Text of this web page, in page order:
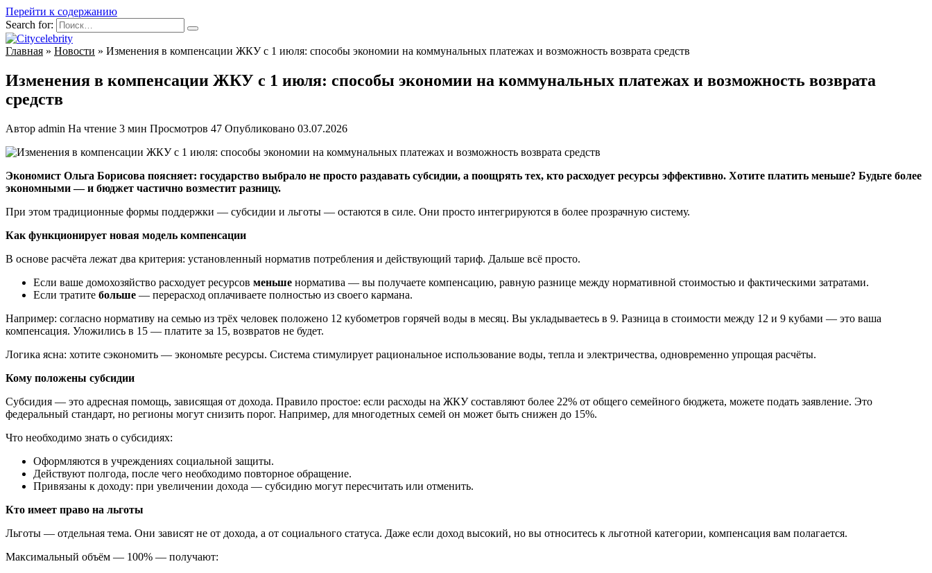
Перейти к содержанию
Search for:
Главная » Новости » Изменения в компенсации ЖКУ с 1 июля: способы экономии на коммунальных платежах и возможность возврата средств
Изменения в компенсации ЖКУ с 1 июля: способы экономии на коммунальных платежах и возможность возврата
средств
Автор admin На чтение 3 мин Просмотров 47 Опубликовано 03.07.2026
Экономист Ольга Борисова поясняет: государство выбрало не просто раздавать субсидии, а поощрять тех, кто расходует ресурсы эффективно. Хотите платить меньше? Будьте более
экономными — и бюджет частично возместит разницу.
При этом традиционные формы поддержки — субсидии и льготы — остаются в силе. Они просто интегрируются в более прозрачную систему.
Как функционирует новая модель компенсации
В основе расчёта лежат два критерия: установленный норматив потребления и действующий тариф. Дальше всё просто.
Если ваше домохозяйство расходует ресурсов меньше норматива — вы получаете компенсацию, равную разнице между нормативной стоимостью и фактическими затратами.
Если тратите больше — перерасход оплачиваете полностью из своего кармана.
Например: согласно нормативу на семью из трёх человек положено 12 кубометров горячей воды в месяц. Вы укладываетесь в 9. Разница в стоимости между 12 и 9 кубами — это ваша
компенсация. Уложились в 15 — платите за 15, возвратов не будет.
Логика ясна: хотите сэкономить — экономьте ресурсы. Система стимулирует рациональное использование воды, тепла и электричества, одновременно упрощая расчёты.
Кому положены субсидии
Субсидия — это адресная помощь, зависящая от дохода. Правило простое: если расходы на ЖКУ составляют более 22% от общего семейного бюджета, можете подать заявление. Это
федеральный стандарт, но регионы могут снизить порог. Например, для многодетных семей он может быть снижен до 15%.
Что необходимо знать о субсидиях:
Оформляются в учреждениях социальной защиты.
Действуют полгода, после чего необходимо повторное обращение.
Привязаны к доходу: при увеличении дохода — субсидию могут пересчитать или отменить.
Кто имеет право на льготы
Льготы — отдельная тема. Они зависят не от дохода, а от социального статуса. Даже если доход высокий, но вы относитесь к льготной категории, компенсация вам полагается.
Максимальный объём — 100% — получают: